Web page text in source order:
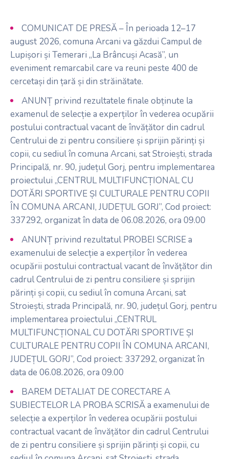
COMUNICAT DE PRESĂ – În perioada 12–17
august 2026, comuna Arcani va găzdui Campul de
Lupișori și Temerari „La Brâncuși Acasă”, un
eveniment remarcabil care va reuni peste 400 de
cercetași din țară și din străinătate.
ANUNȚ privind rezultatele finale obținute la
examenul de selecție a experților în vederea ocupării
postului contractual vacant de învățător din cadrul
Centrului de zi pentru consiliere și sprijin părinți și
copii, cu sediul în comuna Arcani, sat Stroiești, strada
Principală, nr. 90, județul Gorj, pentru implementarea
proiectului „CENTRUL MULTIFUNCȚIONAL CU
DOTĂRI SPORTIVE ȘI CULTURALE PENTRU COPII
ÎN COMUNA ARCANI, JUDEȚUL GORJ”, Cod proiect:
337292, organizat în data de 06.08.2026, ora 09.00
ANUNȚ privind rezultatul PROBEI SCRISE a
examenului de selecție a experților în vederea
ocupării postului contractual vacant de învățător din
cadrul Centrului de zi pentru consiliere și sprijin
părinți și copii, cu sediul în comuna Arcani, sat
Stroiești, strada Principală, nr. 90, județul Gorj, pentru
implementarea proiectului „CENTRUL
MULTIFUNCȚIONAL CU DOTĂRI SPORTIVE ȘI
CULTURALE PENTRU COPII ÎN COMUNA ARCANI,
JUDEȚUL GORJ”, Cod proiect: 337292, organizat în
data de 06.08.2026, ora 09.00
BAREM DETALIAT DE CORECTARE A
SUBIECTELOR LA PROBA SCRISĂ a examenului de
selecție a experților în vederea ocupării postului
contractual vacant de învățător din cadrul Centrului
de zi pentru consiliere și sprijin părinți și copii, cu